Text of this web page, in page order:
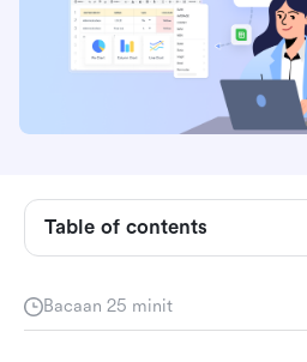
Bacaan 25 minit
Table of contents
bermaksud dalam era digital
memperkemas kerja